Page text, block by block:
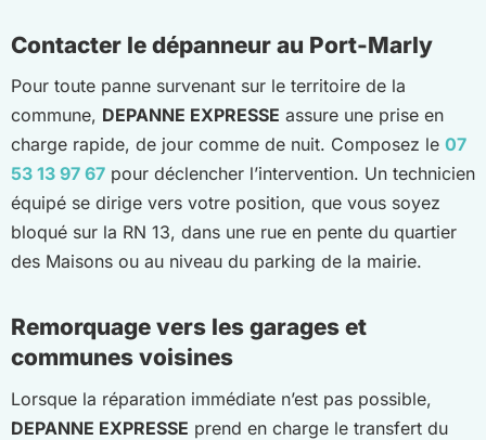
Contacter le dépanneur au Port-Marly
Pour toute panne survenant sur le territoire de la
commune, DEPANNE EXPRESSE assure une prise en
charge rapide, de jour comme de nuit. Composez le 07
53 13 97 67 pour déclencher l’intervention. Un technicien
équipé se dirige vers votre position, que vous soyez
bloqué sur la RN 13, dans une rue en pente du quartier
des Maisons ou au niveau du parking de la mairie.
Remorquage vers les garages et
communes voisines
Lorsque la réparation immédiate n’est pas possible,
DEPANNE EXPRESSE prend en charge le transfert du